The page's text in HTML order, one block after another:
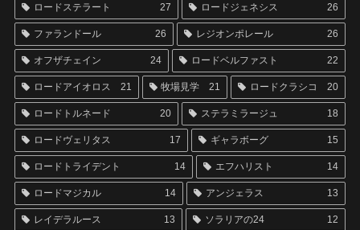
ロードステラート 27 ロードジェネシス 26
ファランドール 26 レジオンポレール 26
オフザチェイン 24 ロードベルファスト 22
ロードアイオロス 21 牧場見学 21 ロードクラシコ 20
ロードトルネード 20 ステラミラージュ 18
ロードヴェリタス 17 ギャラボーグ 15
ロードトライデント 14 エフハリスト 14
ロードマジカル 14 アンジェラス 13
レイデラルース 13 ソラリアの24 12